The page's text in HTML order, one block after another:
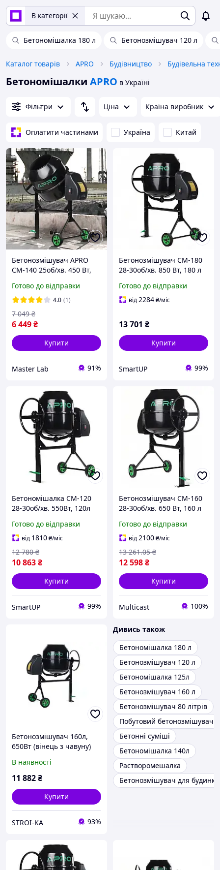
В категорії
Бетономішалка 180 л Бетонозмішувач 120 л
Каталог товарів APRO Будівництво Будівельна
Бетономішалки APRO в Україні
Фільтри Ціна Країна виробник
Оплатити частинами Україна Китай
Бетонозмішувач APRO
СМ-140 25об/хв. 450 Вт,
Готово до відправки
4.0 (1)
6 449₴
7 049 ₴
Купити
Master Lab 91%
Бетонозмішувач СМ-180
28-30об/хв. 850 Вт, 180 л
(бетонозмішувач) APRO
Готово до відправки
від2284₴/міс
13 701 ₴
Купити
SmartUP 99%
Бетономішалка СМ-120
28-30об/хв. 550Вт, 120л
(бетонозмішувач) APRO
Готово до відправки
від 1810₴/міс
10 863₴
12 780 ₴
Купити
SmartUP 99%
Бетонозмішувач СМ-160
28-30об/хв. 650 Вт, 160 л
(бетонозмішувач) APRO
Готово до відправки
від2100₴/міс
12 598₴
13 261.05 ₴
Купити
Multicast 100%
Бетонозмішувач 160л,
650Вт (вінець з чавуну)
В наявності
11 882₴
Купити
STROI-KA 93%
Дивись також
Бетономішалка 180 л
Бетонозмішувач 120 л
Бетономішалка 125л
Бетонозмішувач 160 л
Бетонозмішувач 80 літрів
Побутовий бетонозмішувач
Бетонні суміші
Бетономішалка 140л
Растворомешалка
Бетонозмішувач для будинку